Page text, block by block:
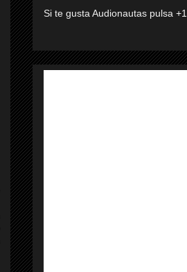
Si te gusta Audionautas pulsa +1